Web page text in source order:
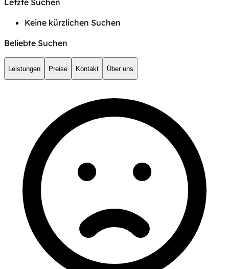
Letzte Suchen
Keine kürzlichen Suchen
Beliebte Suchen
Leistungen Preise Kontakt Über uns